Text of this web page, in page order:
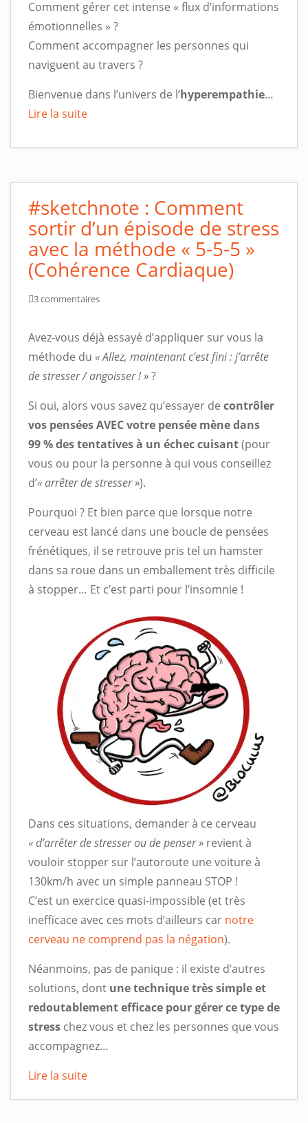
Comment gérer cet intense « flux d’informations
émotionnelles » ?
Comment accompagner les personnes qui
naviguent au travers ?
Bienvenue dans l’univers de l’hyperempathie…
Lire la suite
#sketchnote : Comment
sortir d’un épisode de stress
avec la méthode « 5-5-5 »
(Cohérence Cardiaque)
3 commentaires
Avez-vous déjà essayé d’appliquer sur vous la
méthode du « Allez, maintenant c’est fini : j’arrête
de stresser / angoisser ! »?
Si oui, alors vous savez qu’essayer de contrôler
vos pensées AVEC votre pensée mène dans
99 % des tentatives à un échec cuisant(pour
vous ou pour la personne à qui vous conseillez
d’« arrêter de stresser »).
Pourquoi ? Et bien parce que lorsque notre
cerveau est lancé dans une boucle de pensées
frénétiques, il se retrouve pris tel un hamster
dans sa roue dans un emballement très difficile
à stopper… Et c’est parti pour l’insomnie !
Dans ces situations, demander à ce cerveau
« d’arrêter de stresser ou de penser » revient à
vouloir stopper sur l’autoroute une voiture à
130km/h avec un simple panneau STOP !
C’est un exercice quasi-impossible (et très
inefficace avec ces mots d’ailleurs car notre
cerveau ne comprend pas la négation).
Néanmoins, pas de panique : il existe d’autres
solutions, dont une technique très simple et
redoutablement efficace pour gérer ce type de
stress chez vous et chez les personnes que vous
accompagnez…
Lire la suite